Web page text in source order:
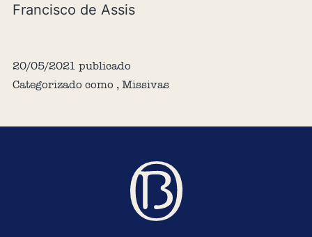
Francisco de Assis
20/05/2021 publicado
Categorizado como , Missivas